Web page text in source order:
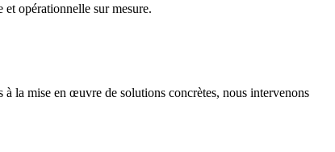
opérationnelle sur mesure.
la mise en œuvre de solutions concrètes, nous intervenons